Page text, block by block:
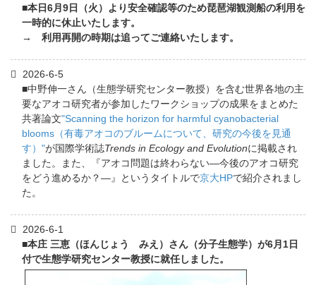
■本日6月9日（火）より安全確認等のため琵琶湖観測船の利用を
一時的に休止いたします。
→ 利用再開の時期は追ってご連絡いたします。
2026-6-5
■中野伸一さん（生態学研究センター教授）を含む世界各地の主
要なアオコ研究者が参加したワークショップの成果をまとめた
共著論文"Scanning the horizon for harmful cyanobacterial
blooms（有毒アオコのブルームについて、研究の今後を見通
す）"が国際学術誌Trends in Ecology and Evolutionに掲載され
ました。また、『アオコ問題は終わらない―今後のアオコ研究
をどう進めるか？―』というタイトルで京大HPで紹介されまし
た。
2026-6-1
■本庄 三恵（ほんじょう みえ）さん（分子生態学）が6月1日
付で生態学研究センター教授に就任しました。